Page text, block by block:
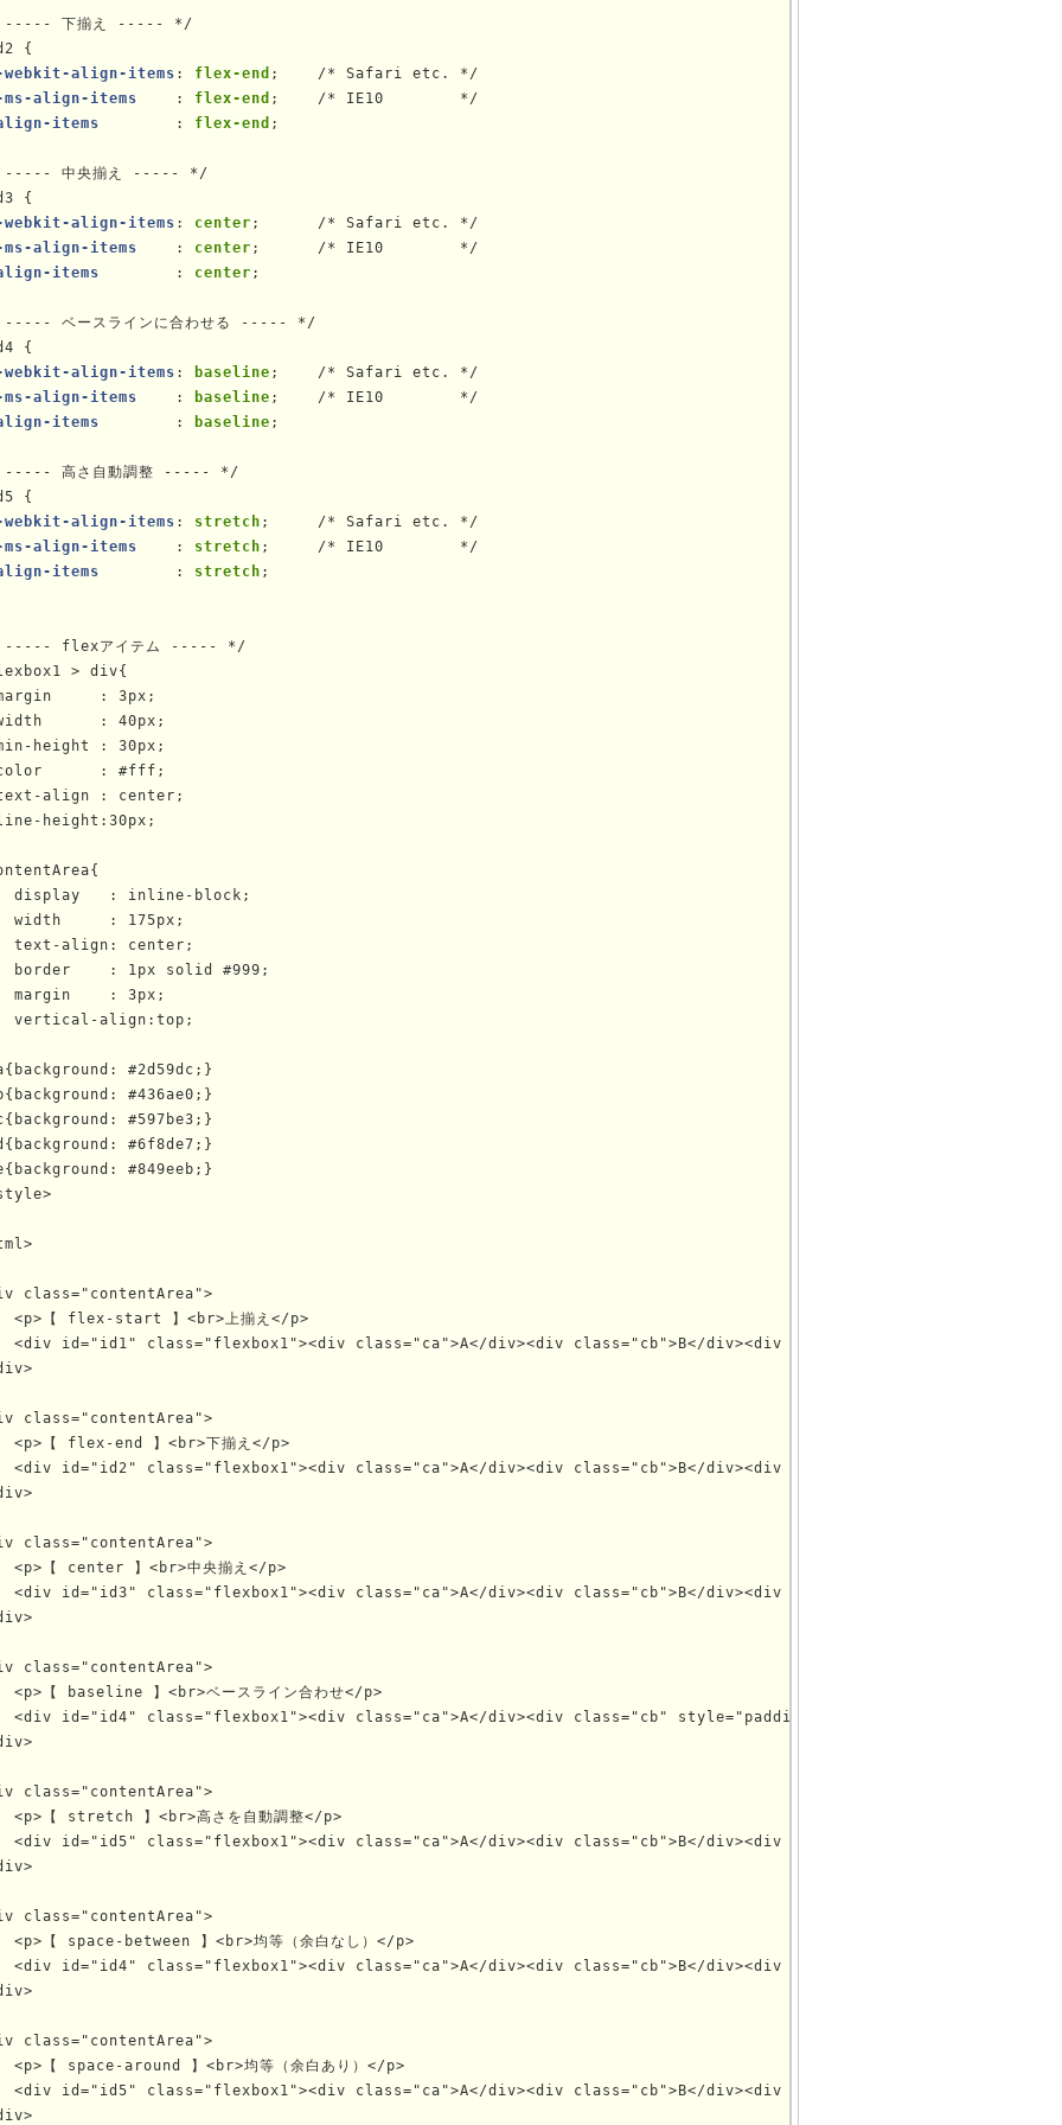
下揃え ----- */
{
webkit-align-items : flex-end ;    /* Safari etc. */
ms-align-items
: flex-end ;    /* IE10        */
items
: flex-end ;
中央揃え ----- */
{
webkit-align-items : center ;      /* Safari etc. */
ms-align-items
: center ;      /* IE10        */
items
: center ;
ベースラインに合わせる ----- */
{
webkit-align-items : baseline ;    /* Safari etc. */
ms-align-items
: baseline ;    /* IE10        */
items
: baseline ;
高さ自動調整 ----- */
{
webkit-align-items : stretch ;     /* Safari etc. */
ms-align-items
: stretch ;     /* IE10        */
items
: stretch ;
flexアイテム ----- */
> div{
: 3px;
: 40px;
height : 30px;
: #fff;
align : center;
height:30px;
display   : inline-block;
width     : 175px;
text-align: center;
border    : 1px solid #999;
margin    : 3px;
vertical-align:top;
#2d59dc;}
#436ae0;}
#597be3;}
#6f8de7;}
#849eeb;}
class="contentArea">
<p>【 flex-start 】<br>上揃え</p>
<div id="id1" class="flexbox1"><div class="ca">A</div><div class="cb">B</div><div class="cc">C</div><div
class="contentArea">
<p>【 flex-end 】<br>下揃え</p>
<div id="id2" class="flexbox1"><div class="ca">A</div><div class="cb">B</div><div class="cc">C</div><div
class="contentArea">
<p>【 center 】<br>中央揃え</p>
<div id="id3" class="flexbox1"><div class="ca">A</div><div class="cb">B</div><div class="cc">C</div><div
class="contentArea">
<p>【 baseline 】<br>ベースライン合わせ</p>
<div id="id4" class="flexbox1"><div class="ca">A</div><div class="cb" style="padding-top:5px;padding-
class="contentArea">
<p>【 stretch 】<br>高さを自動調整</p>
<div id="id5" class="flexbox1"><div class="ca">A</div><div class="cb">B</div><div class="cc">C</div><div
class="contentArea">
<p>【 space-between 】<br>均等（余白なし）</p>
<div id="id4" class="flexbox1"><div class="ca">A</div><div class="cb">B</div><div class="cc">C</div><div
class="contentArea">
<p>【 space-around 】<br>均等（余白あり）</p>
<div id="id5" class="flexbox1"><div class="ca">A</div><div class="cb">B</div><div class="cc">C</div><div